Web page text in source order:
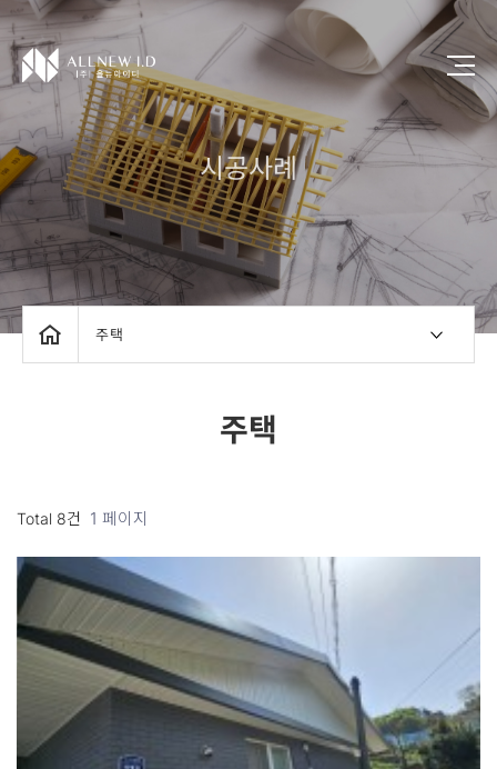
시공사례
주택
주택
Total 8건 1 페이지